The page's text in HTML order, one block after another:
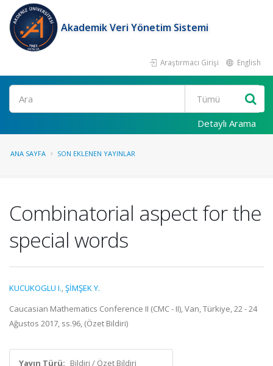
Akademik Veri Yönetim Sistemi
Araştırmacı Girişi English
Ara
Detaylı Arama
ANA SAYFA SON EKLENEN YAYINLAR
Combinatorial aspect for the
special words
KUCUKOGLU I.,ŞİMŞEK Y.
Caucasian Mathematics Conference II (CMC - II), Van, Türkiye, 22 - 24
Ağustos 2017, ss.96, (Özet Bildiri)
Yayın Türü: Bildiri / Özet Bildiri